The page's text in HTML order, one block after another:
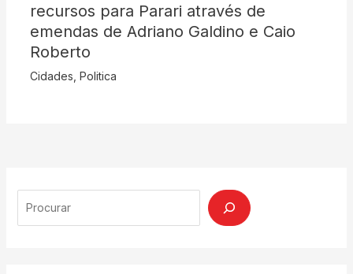
recursos para Parari através de
emendas de Adriano Galdino e Caio
Roberto
Cidades Politica